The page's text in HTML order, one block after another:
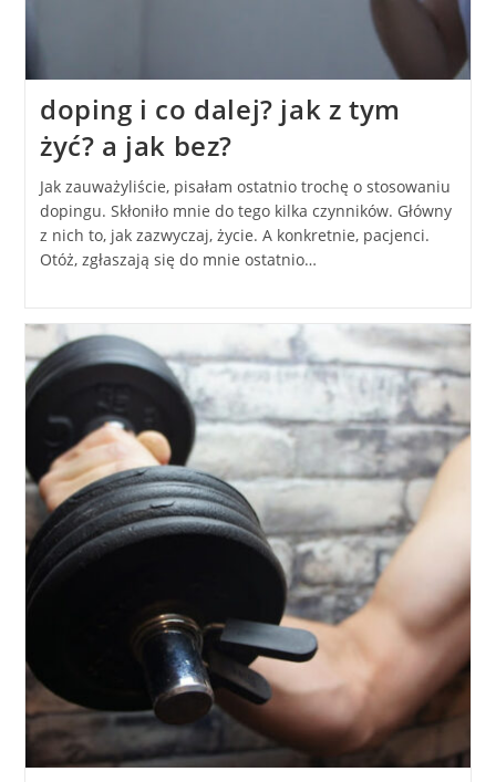
doping i co dalej? jak z tym
żyć? a jak bez?
Jak zauważyliście, pisałam ostatnio trochę o stosowaniu
dopingu. Skłoniło mnie do tego kilka czynników. Główny
z nich to, jak zazwyczaj, życie. A konkretnie, pacjenci.
Otóż, zgłaszają się do mnie ostatnio…